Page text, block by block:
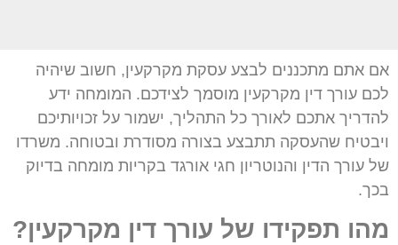
אם אתם מתכננים לבצע עסקת מקרקעין, חשוב שיהיה
לכם עורך דין מקרקעין מוסמך לצידכם. המומחה ידע
להדריך אתכם לאורך כל התהליך, ישמור על זכויותיכם
ויבטיח שהעסקה תתבצע בצורה מסודרת ובטוחה. משרדו
של עורך הדין והנוטריון חגי אורגד בקריות מומחה בדיוק
בכך.
מהו תפקידו של עורך דין מקרקעין?